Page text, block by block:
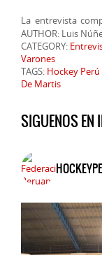
La entrevista
AUTHOR: Luis
CATEGORY:
Varones
TAGS: Hockey Perú
De Martis
SIGUENOS EN